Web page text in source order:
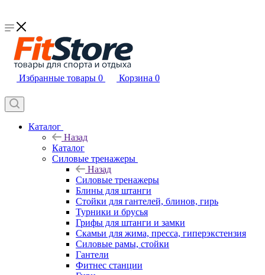
Избранные товары 0 Корзина 0
Каталог
Назад
Каталог
Силовые тренажеры
Назад
Силовые тренажеры
Блины для штанги
Стойки для гантелей, блинов, гирь
Турники и брусья
Грифы для штанги и замки
Скамьи для жима, пресса, гиперэкстензия
Силовые рамы, стойки
Гантели
Фитнес станции